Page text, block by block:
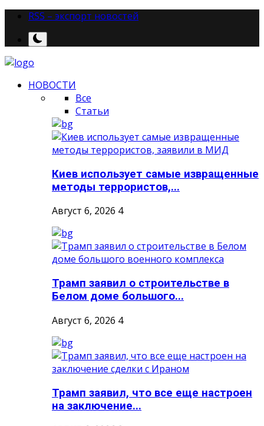
RSS – экспорт новостей
НОВОСТИ
Все
Статьи
Киев использует самые извращенные
методы террористов,...
Август 6, 2026 4
Трамп заявил о строительстве в
Белом доме большого...
Август 6, 2026 4
Трамп заявил, что все еще настроен
на заключение...